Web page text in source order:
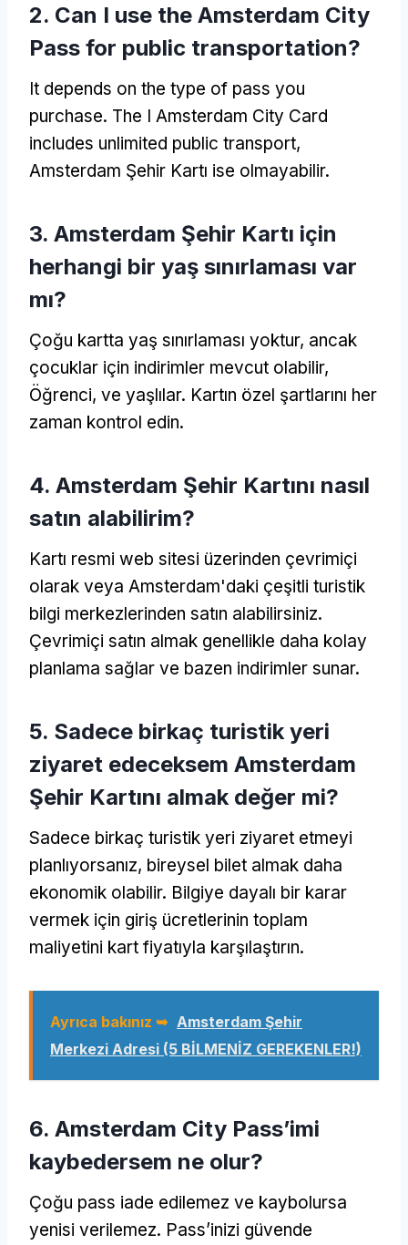
2. Can I use the Amsterdam City
Pass for public transportation?
It depends on the type of pass you
purchase. The I Amsterdam City Card
includes unlimited public transport,
Amsterdam Şehir Kartı ise olmayabilir.
3. Amsterdam Şehir Kartı için
herhangi bir yaş sınırlaması var
mı?
Çoğu kartta yaş sınırlaması yoktur, ancak
çocuklar için indirimler mevcut olabilir,
Öğrenci, ve yaşlılar. Kartın özel şartlarını her
zaman kontrol edin.
4. Amsterdam Şehir Kartını nasıl
satın alabilirim?
Kartı resmi web sitesi üzerinden çevrimiçi
olarak veya Amsterdam'daki çeşitli turistik
bilgi merkezlerinden satın alabilirsiniz.
Çevrimiçi satın almak genellikle daha kolay
planlama sağlar ve bazen indirimler sunar.
5. Sadece birkaç turistik yeri
ziyaret edeceksem Amsterdam
Şehir Kartını almak değer mi?
Sadece birkaç turistik yeri ziyaret etmeyi
planlıyorsanız, bireysel bilet almak daha
ekonomik olabilir. Bilgiye dayalı bir karar
vermek için giriş ücretlerinin toplam
maliyetini kart fiyatıyla karşılaştırın.
Ayrıca bakınız ➥ Amsterdam Şehir
Merkezi Adresi (5 BİLMENİZ GEREKENLER!)
6. Amsterdam City Pass’imi
kaybedersem ne olur?
Çoğu pass iade edilemez ve kaybolursa
yenisi verilemez. Pass’inizi güvende